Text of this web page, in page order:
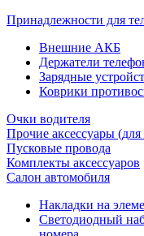
Принадлежности для
Внешние АКБ
Держатели
Зарядные
Коврики
Очки водителя
Прочие аксессуары
Пусковые провода
Комплекты аксессуаров
Салон автомобиля
Накладки на
Светодиодный